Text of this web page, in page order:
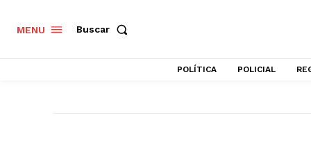
MENU Buscar
POLÍTICA POLICIAL